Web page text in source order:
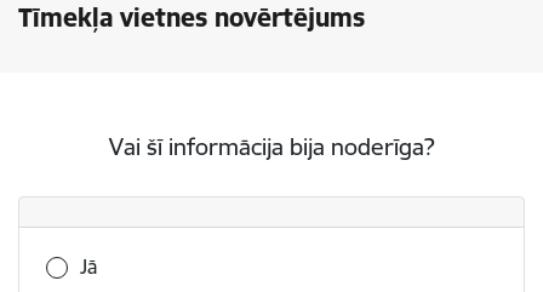
Tīmekļa vietnes novērtējums
Vai šī informācija bija noderīga?
Vai šī informācija bija noderīga?
Jā